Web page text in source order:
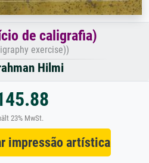
de caligrafia)
exercise))
Hilmi
23% MwSt.
impressão artística